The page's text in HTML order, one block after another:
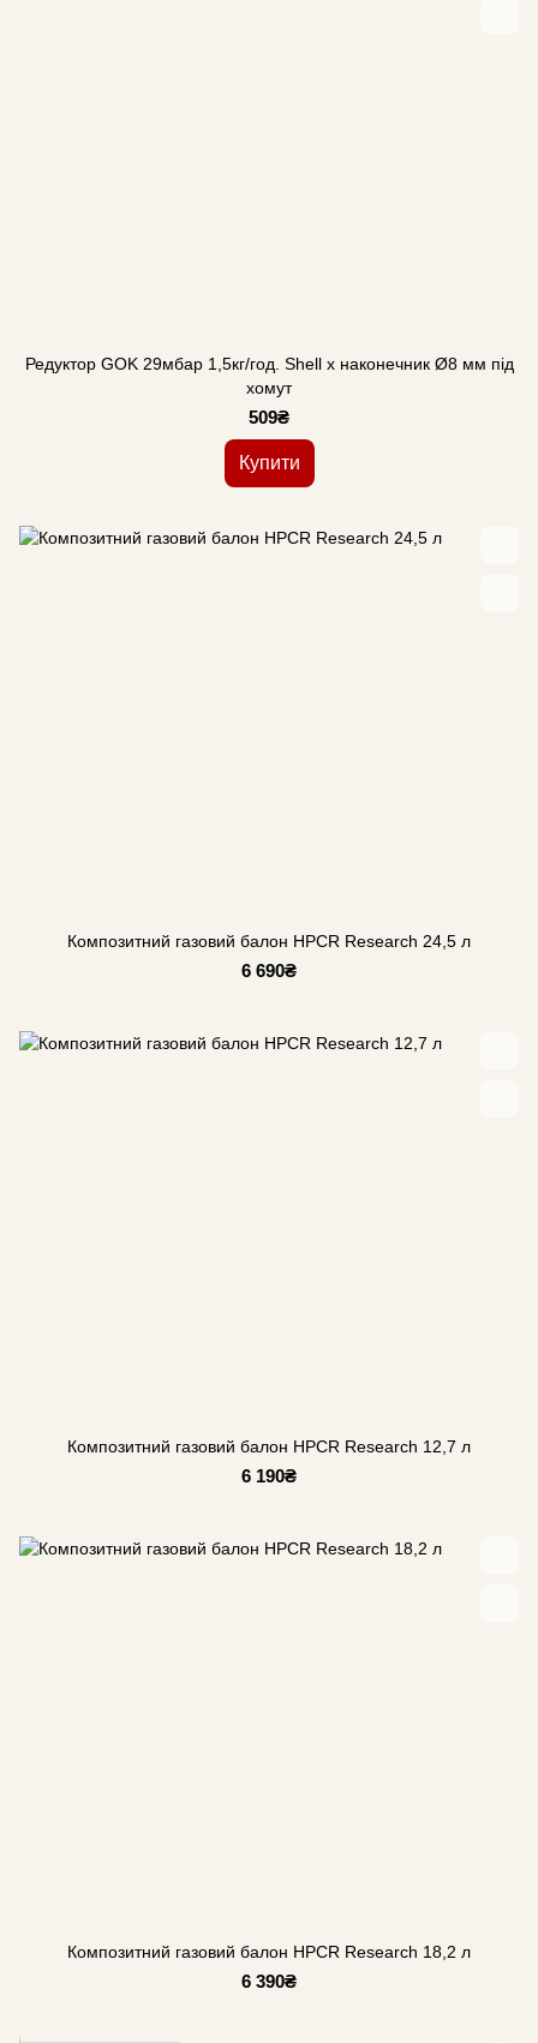
Редуктор GOK 29мбар 1,5кг/год. Shell x наконечник Ø8 мм під
хомут
509₴
Купити
Композитний газовий балон HPCR Research 24,5 л
6 690₴
Композитний газовий балон HPCR Research 12,7 л
6 190₴
Композитний газовий балон HPCR Research 18,2 л
6 390₴